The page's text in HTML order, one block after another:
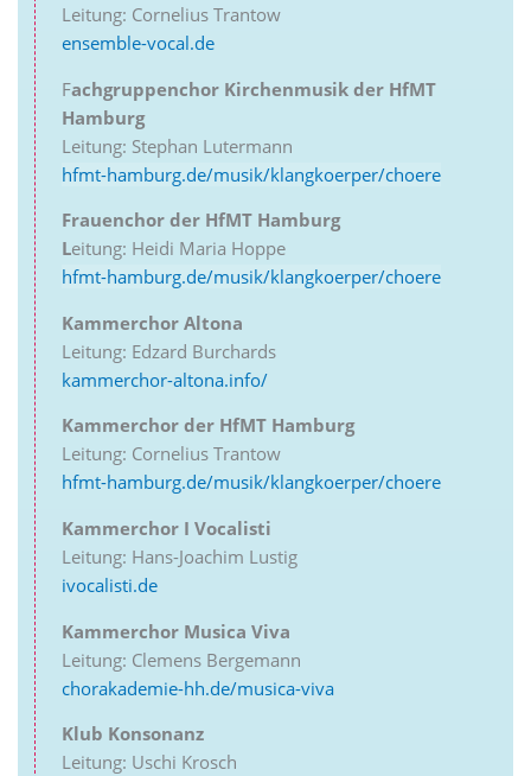
Leitung: Cornelius Trantow
ensemble-vocal.de
Fachgruppenchor Kirchenmusik der HfMT
Hamburg
Leitung: Stephan Lutermann
hfmt-hamburg.de/musik/klangkoerper/choere
Frauenchor der HfMT Hamburg
Leitung: Heidi Maria Hoppe
hfmt-hamburg.de/musik/klangkoerper/choere
Kammerchor Altona
Leitung: Edzard Burchards
kammerchor-altona.info/
Kammerchor der HfMT Hamburg
Leitung: Cornelius Trantow
hfmt-hamburg.de/musik/klangkoerper/choere
Kammerchor I Vocalisti
Leitung: Hans-Joachim Lustig
ivocalisti.de
Kammerchor Musica Viva
Leitung: Clemens Bergemann
chorakademie-hh.de/musica-viva
Klub Konsonanz
Leitung: Uschi Krosch